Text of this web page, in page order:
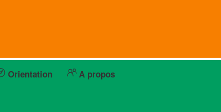
Orientation A propos